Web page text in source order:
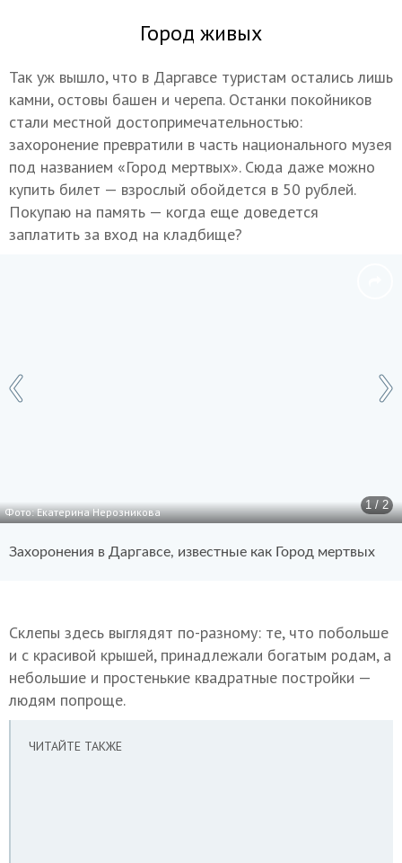
Город живых
Так уж вышло, что в Даргавсе туристам остались лишь
камни, остовы башен и черепа. Останки покойников
стали местной достопримечательностью:
захоронение превратили в часть национального музея
под названием «Город мертвых». Сюда даже можно
купить билет — взрослый обойдется в 50 рублей.
Покупаю на память — когда еще доведется
заплатить за вход на кладбище?
1 / 2
Фото: Екатерина Нерозникова
Захоронения в Даргавсе, известные как Город мертвых
Склепы здесь выглядят по-разному: те, что побольше
и с красивой крышей, принадлежали богатым родам, а
небольшие и простенькие квадратные постройки —
людям попроще.
ЧИТАЙТЕ ТАКЖЕ